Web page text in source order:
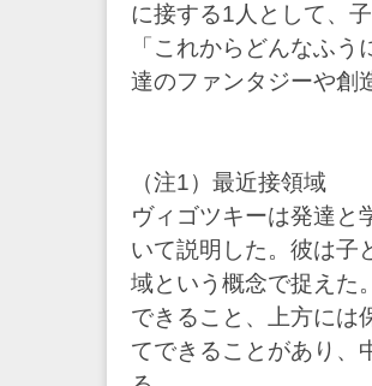
に接する1人として、
「これからどんなふ
達のファンタジーや創
（注1）最近接領域
ヴィゴツキーは発達と
いて説明した。彼は子
域という概念で捉えた
できること、上方には
てできることがあり、